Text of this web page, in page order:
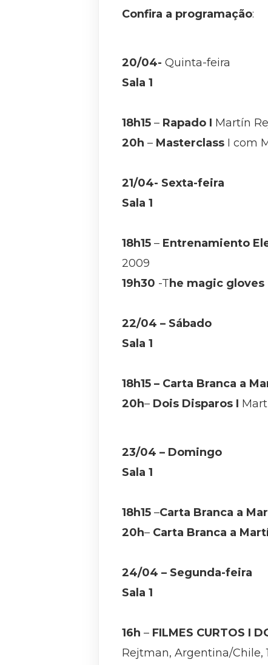
Confira a programação:
20/04- Quinta-feira
Sala 1
18h15 – Rapado I Martín
20h – Masterclass I com
21/04- Sexta-feira
Sala 1
18h15 – Entrenamiento
2009
19h30 -The magic gloves
22/04 – Sábado
Sala 1
18h15 – Carta Branca a
20h– Dois Disparos I
23/04 – Domingo
Sala 1
18h15 –Carta Branca a
20h– Carta Branca a
24/04 – Segunda-feira
Sala 1
16h – FILMES CURTOS I
Rejtman, Argentina/Chile,